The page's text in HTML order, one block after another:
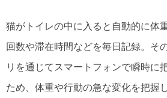
猫がトイレの中に入ると自動的に体
回数や滞在時間などを毎日記録。そ
リを通じてスマートフォンで瞬時に
ため、体重や行動の急な変化を把握